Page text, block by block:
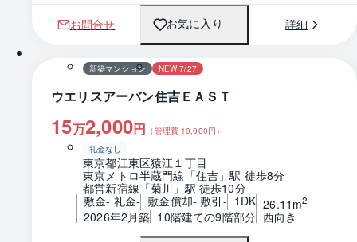
お問合せ お気に入り 詳細
1 / 0 間取り
新築マンション NEW 7/27
ウエリスアーバン住吉ＥＡＳＴ
15万2,000円 （管理費 10,000円）
礼金なし
東京都江東区猿江１丁目
東京メトロ半蔵門線「住吉」駅 徒歩8分
都営新宿線「菊川」駅 徒歩10分
敷金- 礼金- 敷金償却- 敷引- 1DK 26.11m2
2026年2月築 10階建ての9階部分 西向き